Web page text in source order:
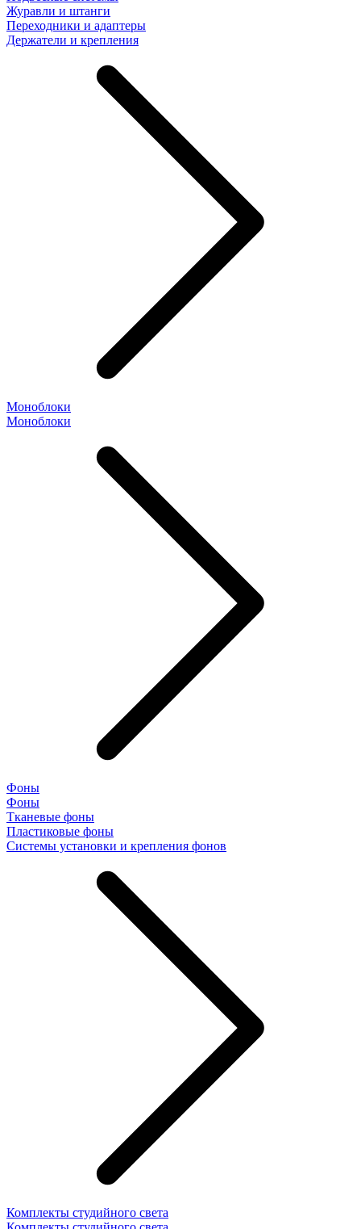
Журавли и штанги
Переходники и адаптеры
Держатели и крепления
Моноблоки
Моноблоки
Фоны
Фоны
Тканевые фоны
Пластиковые фоны
Системы установки и крепления фонов
Комплекты студийного света